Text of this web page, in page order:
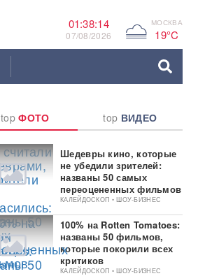
01:38:14
07/08/2026 G МОСКВА
19°C
topФОТО top ВИДЕО
Шедевры кино, которые
не убедили зрителей:
названы 50 самых
переоцененных фильмов
КАЛЕЙДОСКОП • ШОУ-БИЗНЕС
100% на Rotten Tomatoes:
названы 50 фильмов,
которые покорили всех
критиков
КАЛЕЙДОСКОП • ШОУ-БИЗНЕС